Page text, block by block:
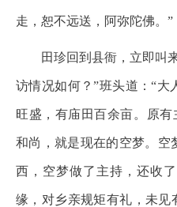
走，恕不远送，阿弥陀佛。”
田珍回到县衙，立即叫
访情况如何？”班头道：“大
旺盛，有庙田百余亩。原有
和尚，就是现在的空梦。空
西，空梦做了主持，还收
缘，对乡亲规矩有礼，未见